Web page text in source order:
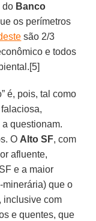
do Banco
os perímetros
são 2/3
e todos
é, pois, tal como
questionam.
O Alto SF, com
afluente,
e a maior
que o
inclusive com
e quentes, que